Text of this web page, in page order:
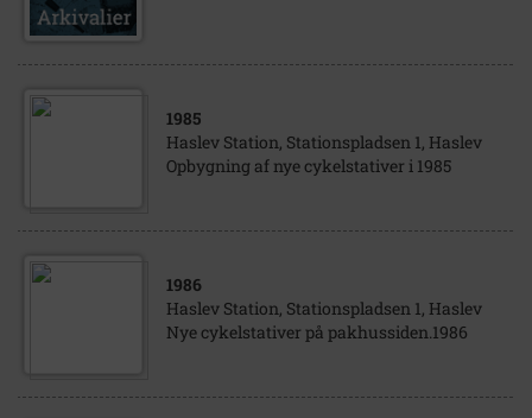
1985
Haslev Station, Stationspladsen 1, Haslev
Opbygning af nye cykelstativer i 1985
1986
Haslev Station, Stationspladsen 1, Haslev
Nye cykelstativer på pakhussiden.1986